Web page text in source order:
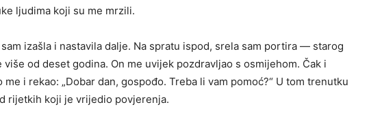
ljudima koji su me mrzili.
izašla i nastavila dalje. Na spratu ispod, srela sam portira — starog
od deset godina. On me uvijek pozdravljao s osmijehom. Čak i
i rekao: „Dobar dan, gospođo. Treba li vam pomoć?“ U tom trenutku
rijetkih koji je vrijedio povjerenja.